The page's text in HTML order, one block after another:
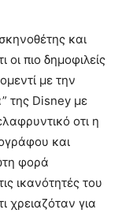
και
οι πιο δημοφιλείς
με την
της Disney με
οτι η
και
φορά
ικανότητές του
χρειαζόταν για